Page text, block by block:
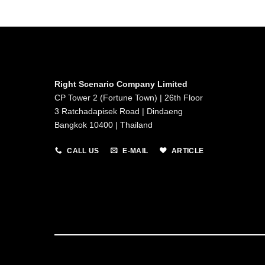
Right Scenario Company Limited
CP Tower 2 (Fortune Town) | 26th Floor
3 Ratchadapisek Road | Dindaeng
Bangkok 10400 | Thailand
CALL US E-MAIL ARTICLE